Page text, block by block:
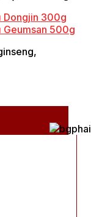
Dongjin 300g
Geumsan 500g